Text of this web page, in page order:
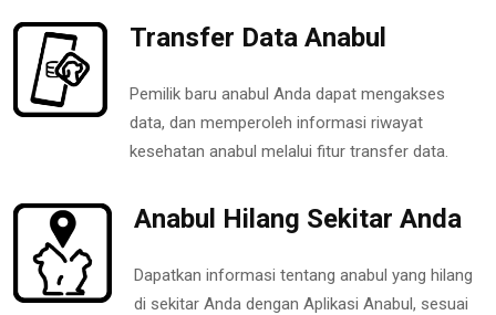
Transfer Data Anabul
Pemilik baru anabul Anda dapat mengakses
data, dan memperoleh informasi riwayat
kesehatan anabul melalui fitur transfer data.
Anabul Hilang Sekitar Anda
Dapatkan informasi tentang anabul yang hilang
di sekitar Anda dengan Aplikasi Anabul, sesuai